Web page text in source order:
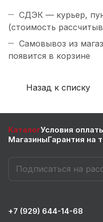
СДЭК — курьер,
(стоимость
Самовывоз из
появится в корзине
Назад к списку
КаталогУсловия
МагазиныГарантия на
+7 (929) 644-14-68